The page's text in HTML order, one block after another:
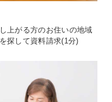
上がる方のお住いの地域
探して資料請求(1分)